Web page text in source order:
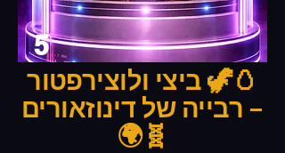
5
🥚🦖 ביצי ולוצירפטור
– רבייה של דינוזאורים
🧬🌍